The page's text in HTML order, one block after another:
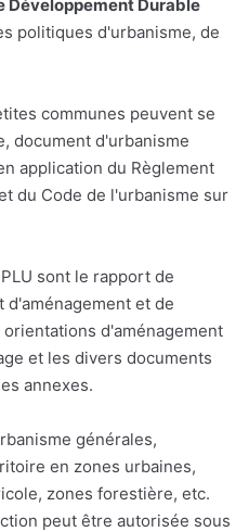
Développement Durable
politiques d'urbanisme, de
communes peuvent se
document d'urbanisme
application du Règlement
du Code de l'urbanisme sur
sont le rapport de
d'aménagement et de
d'aménagement
et les divers documents
annexes.
générales,
en zones urbaines,
zones forestière, etc.
peut être autorisée sous